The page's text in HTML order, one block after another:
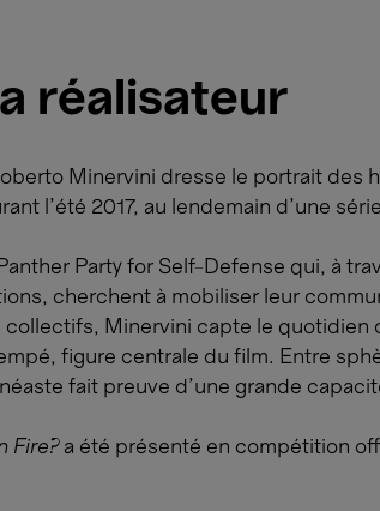
réalisateur
Minervini dresse le portrait des
l’été 2017, au lendemain d’une
Party for Self-Defense qui, à
cherchent à mobiliser leur
Minervini capte le quotidien
figure centrale du film. Entre
fait preuve d’une grande
Fire? a été présenté en compétition